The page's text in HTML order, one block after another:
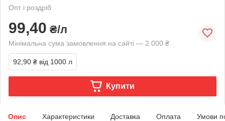
Опт і роздріб
99,40 ₴/л
Мінімальна сума замовлення на сайті — 2 000 ₴
92,90 ₴ від 1000 л
Купити
Опис Характеристики Доставка Оплата Умови